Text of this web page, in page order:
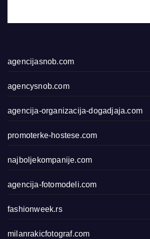
agencijasnob.com
agencysnob.com
agencija-organizacija-dogadjaja.com
promoterke-hostese.com
najboljekompanije.com
agencija-fotomodeli.com
fashionweek.rs
milanrakicfotograf.com